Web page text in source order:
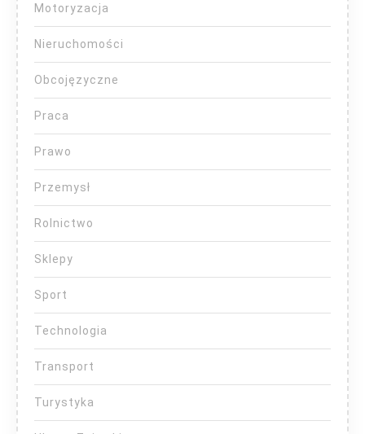
Motoryzacja
Nieruchomości
Obcojęzyczne
Praca
Prawo
Przemysł
Rolnictwo
Sklepy
Sport
Technologia
Transport
Turystyka